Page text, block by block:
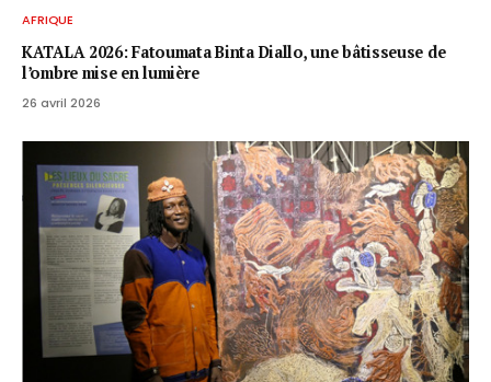
AFRIQUE
KATALA 2026: Fatoumata Binta Diallo, une bâtisseuse de
l’ombre mise en lumière
26 avril 2026